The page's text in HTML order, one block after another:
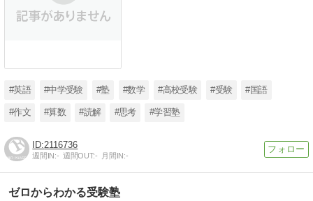
#英語 #中学受験 #塾 #数学 #高校受験 #受験 #国語
#作文 #算数 #読解 #思考 #学習塾
2116736
週間IN:- 週間OUT:- 月間IN:-
ゼロからわかる受験塾